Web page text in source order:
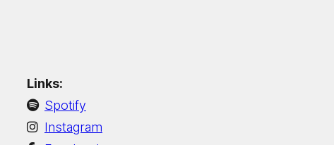
Links:
Spotify
Instagram